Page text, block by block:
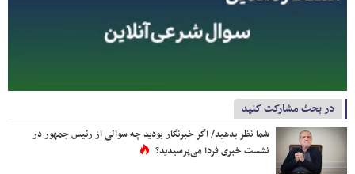
در بحث مشارکت کنید
شما نظر بدهید/ اگر خبرنگار بودید چه سوالی از رئیس جمهور در
نشست خبری فردا می‌پرسیدید؟